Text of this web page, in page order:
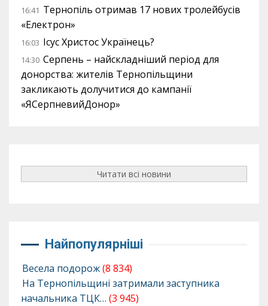
16:41 Тернопіль отримав 17 нових тролейбусів
«Електрон»
16:03 Ісус Христос Українець?
14:30 Серпень – найскладніший період для
донорства: жителів Тернопільщини
закликають долучитися до кампанії
«ЯСерпневийДонор»
Читати всі новини
Найпопулярніші
Весела подорож(8 834)
На Тернопільщині затримали заступника
начальника ТЦК… (3 945)